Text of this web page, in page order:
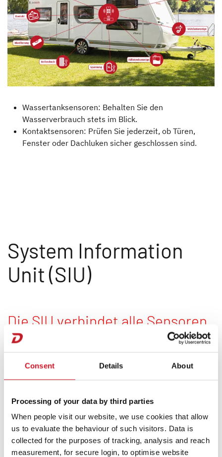
Consent Details About
Processing of your data by third parties
When people visit our website, we use cookies that allow
us to evaluate the behaviour of such visitors. Data is
collected for the purposes of tracking, analysis and reach
measurement, for secure login, to optimise website
Wassertanksensoren: Behalten Sie den
Wasserverbrauch stets im Blick.
Kontaktsensoren: Prüfen Sie jederzeit, ob Türen,
Fenster oder Dachluken sicher geschlossen sind.
System Information
Unit (SIU)
Die SIU verbindet alle Sensoren
und sorgt dafür, dass alle Daten
zentral in der App verfügbar
sind. Mit diesem smarten
System erleben Sie Komfort,
Sicherheit und Kontrolle auf
einem neuen Level.